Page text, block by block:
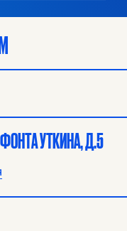
УТКИНА, Д.5